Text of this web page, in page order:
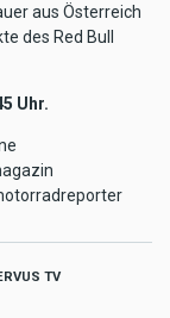
aus Österreich
des Red Bull
Uhr.
TV